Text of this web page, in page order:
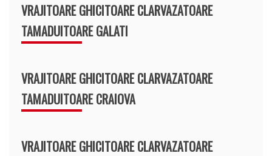
VRAJITOARE GHICITOARE CLARVAZATOARE
TAMADUITOARE GALATI
VRAJITOARE GHICITOARE CLARVAZATOARE
TAMADUITOARE CRAIOVA
VRAJITOARE GHICITOARE CLARVAZATOARE